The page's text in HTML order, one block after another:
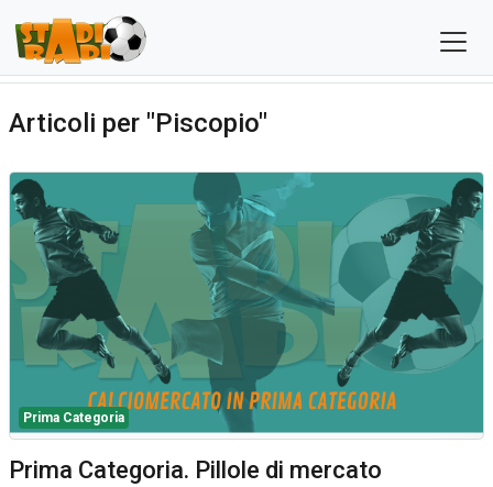
Articoli per "Piscopio"
Prima Categoria
Prima Categoria. Pillole di mercato